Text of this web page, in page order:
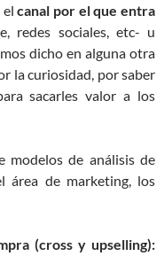
elcanal por el que entra
redes sociales, etc- u
dicho en alguna otra
la curiosidad, por saber
sacarles valor a los
modelos de análisis de
área de marketing, los
(cross y upselling):